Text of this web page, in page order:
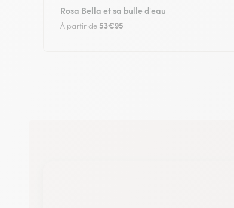
Rosa Bella et sa bulle d'eau
À partir de 53€95